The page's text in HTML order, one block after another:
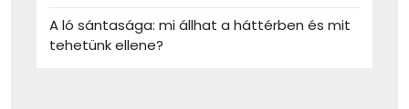
A ló sántasága: mi állhat a háttérben és mit
tehetünk ellene?